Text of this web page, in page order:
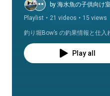
by 海水魚の子供向け
Playlist • 21 videos • 15 views
釣り堀Bow’s の釣果情報と仕入
Play all